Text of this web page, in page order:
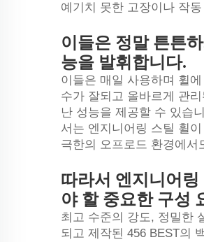
예기치 못한 고장이나 작
이들은 정말 튼튼
능을 발휘합니다.
이들은 매일 사용하며 휠
수가 잘되고 올바르게 관
난 성능을 제공할 수 있습
서는 엔지니어링 스틸 휠
극한의 오프로드 환경에
따라서 엔지니어
야 할 중요한 구성
최고 수준의 강도, 정밀한
되고 제작된 456 BEST의